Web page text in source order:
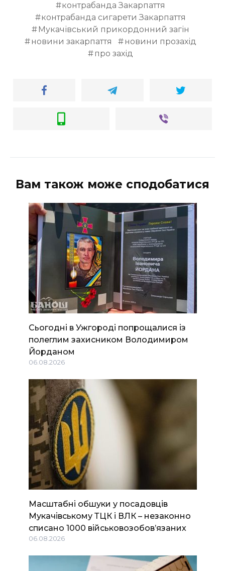
контрабанда Закарпаття
контрабанда сигарети Закарпаття
Мукачівський прикордонний загін
новини закарпаття
новини прозахід
про захід
Вам також може сподобатися
Сьогодні в Ужгороді попрощалися із
полеглим захисником Володимиром
Йорданом
06.08.2026
Масштабні обшуки у посадовців
Мукачівському ТЦК і ВЛК – незаконно
списано 1000 військовозобов’язаних
06.08.2026